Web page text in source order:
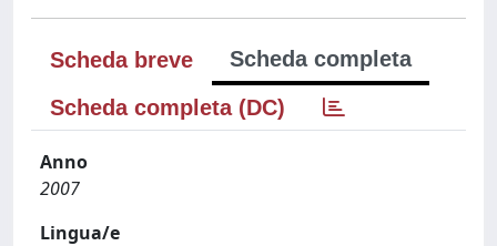
Scheda breve
Scheda completa
Scheda completa (DC)
Anno
2007
Lingua/e